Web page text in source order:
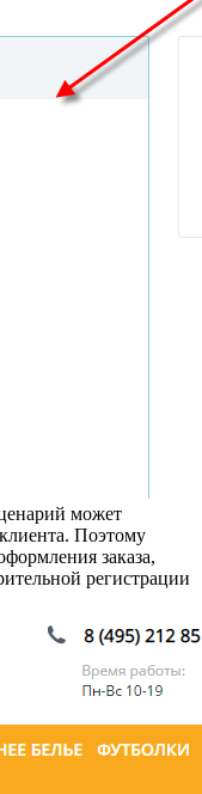
может
Поэтому
заказа,
регистрации